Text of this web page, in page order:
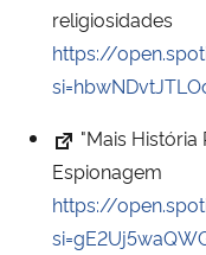
religiosidades
https://
"Mais História
Espionagem
https://